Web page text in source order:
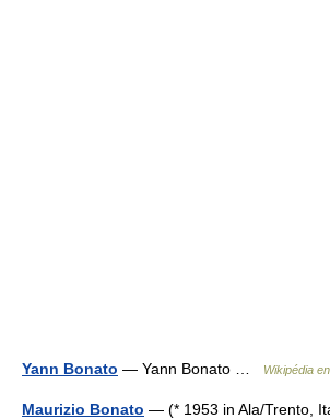
Yann Bonato — Yann Bonato … Wikipédia
Maurizio Bonato — (* 1953 in Ala/Trento,